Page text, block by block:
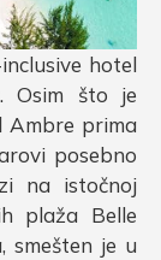
hotel
Osim što je
Ambre prima
posebno
na istočnoj
plaža Belle
smešten je u